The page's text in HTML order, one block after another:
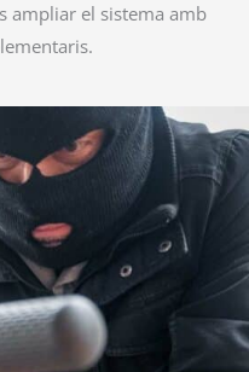
ampliar el sistema amb